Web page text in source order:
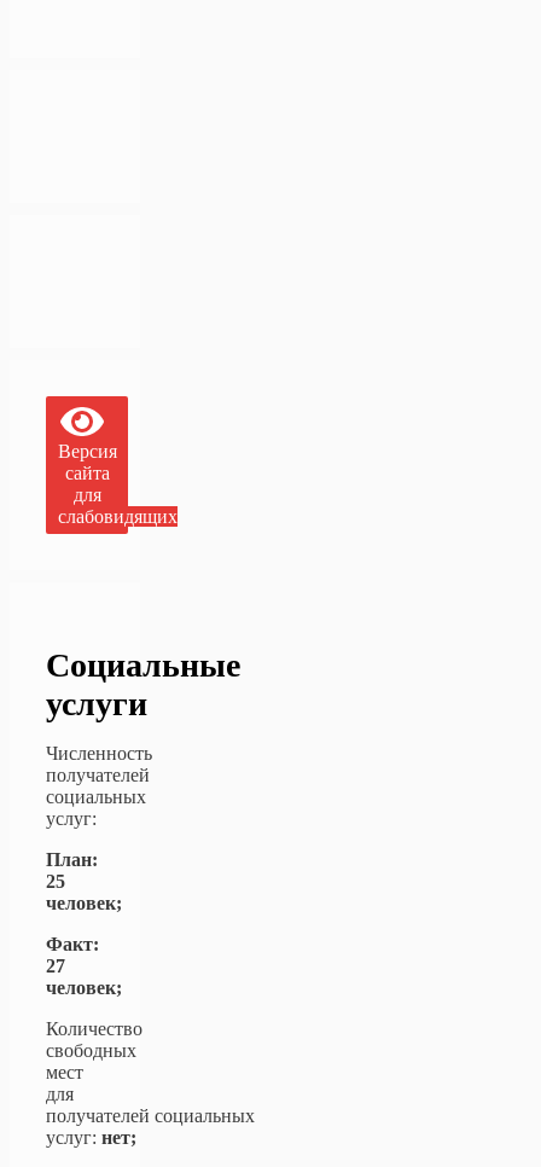
Версия
сайта
для
слабовидящих
Социальные
услуги
Численность
получателей
социальных
услуг:
План:
25
человек;
Факт:
27
человек;
Количество
свободных
мест
для
получателей социальных
услуг: нет;